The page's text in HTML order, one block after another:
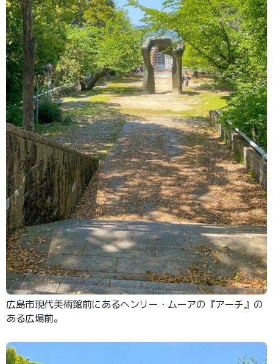
広島市現代美術館前にあるヘンリー・ムーアの『アーチ』の
ある広場前。